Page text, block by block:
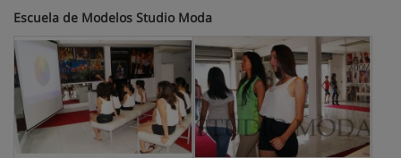
Escuela de Modelos Studio Moda